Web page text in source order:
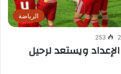
الرياضة
253
ويستعد لرحيل